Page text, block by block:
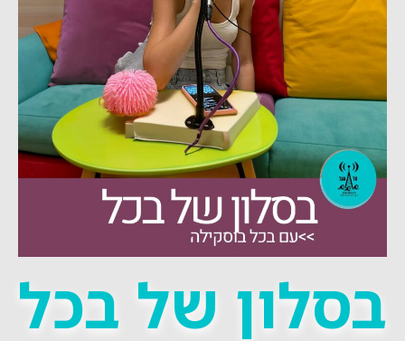
בסלון של בכל